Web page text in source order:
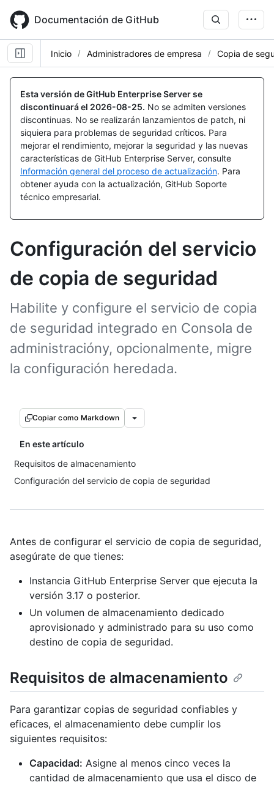
main
content
Documentación de GitHub
Inicio Administradores de empresa Copia de
Esta versión de GitHub Enterprise Server se
discontinuará el 2026-08-25. No se admiten versiones
discontinuas. No se realizarán lanzamientos de patch, ni
siquiera para problemas de seguridad críticos. Para
mejorar el rendimiento, mejorar la seguridad y las nuevas
características de GitHub Enterprise Server, consulte
Información general del proceso de actualización. Para
obtener ayuda con la actualización, GitHub Soporte
técnico empresarial.
Configuración del servicio
de copia de seguridad
Habilite y configure el servicio de copia
de seguridad integrado en Consola de
administracióny, opcionalmente, migre
la configuración heredada.
Copiar como Markdown
En este artículo
Requisitos de almacenamiento
Configuración del servicio de copia de seguridad
Antes de configurar el servicio de copia de seguridad,
asegúrate de que tienes:
Instancia GitHub Enterprise Server que ejecuta la
versión 3.17 o posterior.
Un volumen de almacenamiento dedicado
aprovisionado y administrado para su uso como
destino de copia de seguridad.
Requisitos de almacenamiento
Para garantizar copias de seguridad confiables y
eficaces, el almacenamiento debe cumplir los
siguientes requisitos:
Capacidad: Asigne al menos cinco veces la
cantidad de almacenamiento que usa el disco de